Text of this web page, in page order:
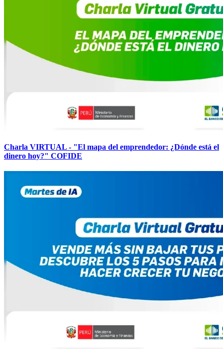
Charla VIRTUAL - "El mapa del emprendedor: ¿Dónde está el
dinero hoy?" COFIDE